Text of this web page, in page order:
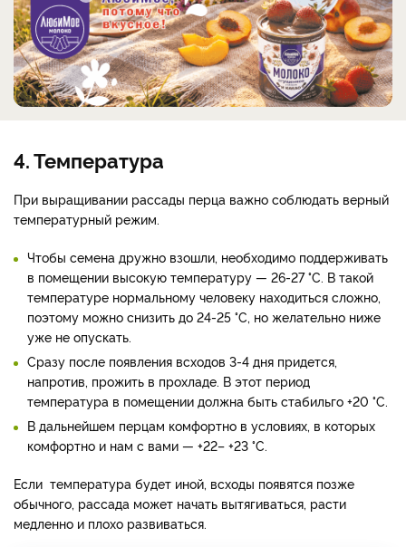
4. Температура
При выращивании рассады перца важно соблюдать верный
температурный режим.
Чтобы семена дружно взошли, необходимо поддерживать
в помещении высокую температуру — 26-27 °C. В такой
температуре нормальному человеку находиться сложно,
поэтому можно снизить до 24-25 °C, но желательно ниже
уже не опускать.
Сразу после появления всходов 3-4 дня придется,
напротив, прожить в прохладе. В этот период
температура в помещении должна быть стабильго +20 °C.
В дальнейшем перцам комфортно в условиях, в которых
комфортно и нам с вами — +22– +23 °C.
Если температура будет иной, всходы появятся позже
обычного, рассада может начать вытягиваться, расти
медленно и плохо развиваться.